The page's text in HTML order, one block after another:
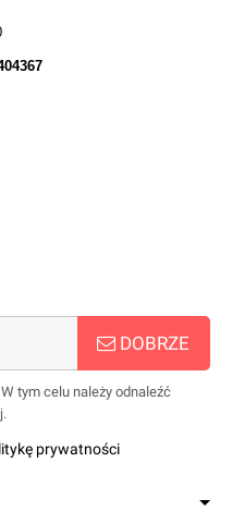
DOBRZE
tym celu należy odnaleźć
prywatności